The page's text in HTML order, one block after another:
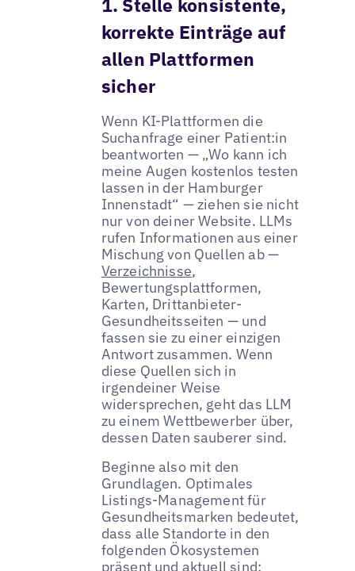
korrekte Einträge auf
allen Plattformen
sicher
Wenn KI-Plattformen die
Suchanfrage einer Patient:in
beantworten — „Wo kann ich
meine Augen kostenlos testen
lassen in der Hamburger
Innenstadt“ — ziehen sie nicht
nur von deiner Website. LLMs
rufen Informationen aus einer
Mischung von Quellen ab —
Verzeichnisse,
Bewertungsplattformen,
Karten, Drittanbieter-
Gesundheitsseiten — und
fassen sie zu einer einzigen
Antwort zusammen. Wenn
diese Quellen sich in
irgendeiner Weise
widersprechen, geht das LLM
zu einem Wettbewerber über,
dessen Daten sauberer sind.
Beginne also mit den
Grundlagen. Optimales
Listings-Management für
Gesundheitsmarken bedeutet,
dass alle Standorte in den
folgenden Ökosystemen
präsent und aktuell sind: